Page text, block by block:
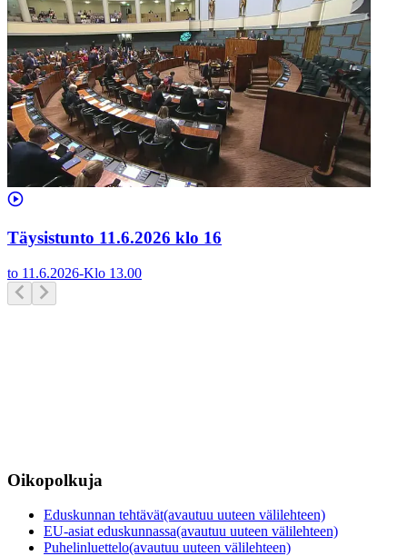
Täysistunto 11.6.2026 klo 16
to 11.6.2026-Klo 13.00
Oikopolkuja
Eduskunnan tehtävät(avautuu uuteen välilehteen)
EU-asiat eduskunnassa(avautuu uuteen välilehteen)
Puhelinluettelo(avautuu uuteen välilehteen)